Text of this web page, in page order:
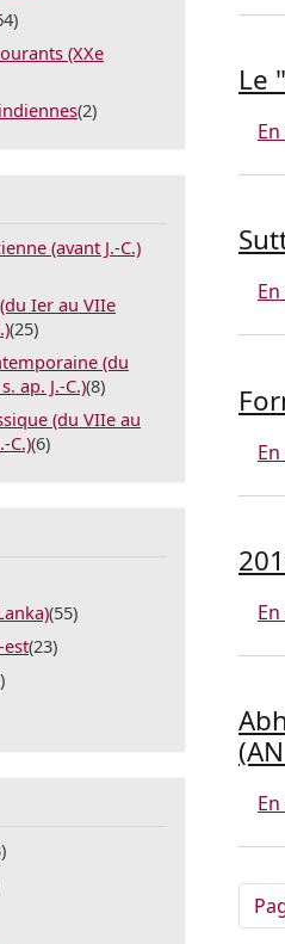
Le
(XXe
(2)
(avant J.-C.)
Ier au VIIe
(25)
(du
ap. J.-C.)(8)
(du VIIe au
C.)(6)
(55)
est(23)